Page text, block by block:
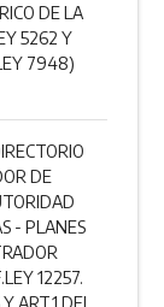
DE LA
5262 Y
7948)
DE
- PLANES
12257.